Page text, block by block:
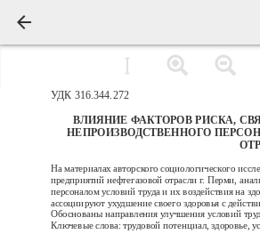
УДК 316.344.272
ВЛИЯНИЕ ФАКТОРОВ РИСКА,
НЕПРОИЗВОДСТВЕННОГО
На материалах авторского социологического
предприятий нефтегазовой отрасли г. Перми,
персоналом условий труда и их воздействия на
ассоциируют ухудшение своего здоровья с
Обоснованы направления улучшения условий
Ключевые слова: трудовой потенциал, здоровье,